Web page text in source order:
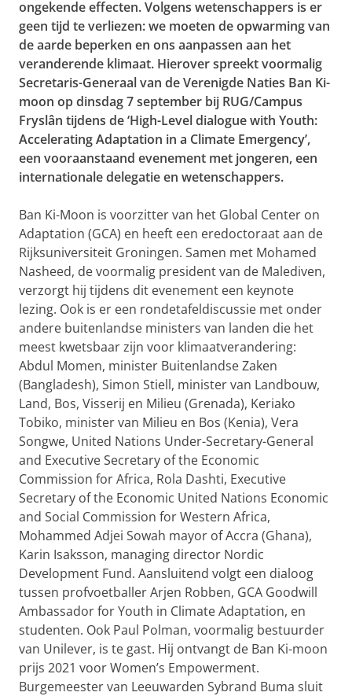
ongekende effecten. Volgens wetenschappers is er
geen tijd te verliezen: we moeten de opwarming van
de aarde beperken en ons aanpassen aan het
veranderende klimaat. Hierover spreekt voormalig
Secretaris-Generaal van de Verenigde Naties Ban Ki-
moon op dinsdag 7 september bij RUG/Campus
Fryslân tijdens de ‘High-Level dialogue with Youth:
Accelerating Adaptation in a Climate Emergency’,
een vooraanstaand evenement met jongeren, een
internationale delegatie en wetenschappers.
Ban Ki-Moon is voorzitter van het Global Center on
Adaptation (GCA) en heeft een eredoctoraat aan de
Rijksuniversiteit Groningen. Samen met Mohamed
Nasheed, de voormalig president van de Malediven,
verzorgt hij tijdens dit evenement een keynote
lezing. Ook is er een rondetafeldiscussie met onder
andere buitenlandse ministers van landen die het
meest kwetsbaar zijn voor klimaatverandering:
Abdul Momen, minister Buitenlandse Zaken
(Bangladesh), Simon Stiell, minister van Landbouw,
Land, Bos, Visserij en Milieu (Grenada), Keriako
Tobiko, minister van Milieu en Bos (Kenia), Vera
Songwe, United Nations Under-Secretary-General
and Executive Secretary of the Economic
Commission for Africa, Rola Dashti, Executive
Secretary of the Economic United Nations Economic
and Social Commission for Western Africa,
Mohammed Adjei Sowah mayor of Accra (Ghana),
Karin Isaksson, managing director Nordic
Development Fund. Aansluitend volgt een dialoog
tussen profvoetballer Arjen Robben, GCA Goodwill
Ambassador for Youth in Climate Adaptation, en
studenten. Ook Paul Polman, voormalig bestuurder
van Unilever, is te gast. Hij ontvangt de Ban Ki-moon
prijs 2021 voor Women’s Empowerment.
Burgemeester van Leeuwarden Sybrand Buma sluit